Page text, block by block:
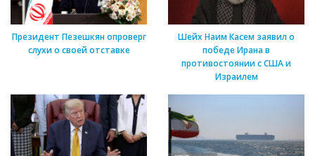
Президент Пезешкян опроверг
слухи о своей отставке
Шейх Наим Касем заявил о
победе Ирана в
противостоянии с США и
Израилем